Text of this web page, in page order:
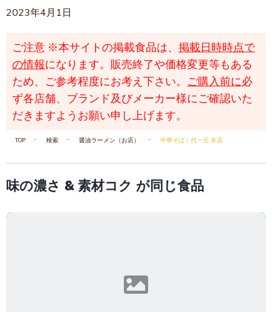
2023年4月1日
ご注意 ※本サイトの掲載食品は、 掲載日時時点で
の情報になります。販売終了や価格変更等もある
ため、ご参考程度にお考え下さい。 ご購入前に必
ず各店舗、ブランド及びメーカー様にご確認いた
だきますようお願い申し上げます。
TOP 検索 醤油ラーメン（お店） 中華そば｜代一元 本店
味の濃さ & 素材コク が同じ食品